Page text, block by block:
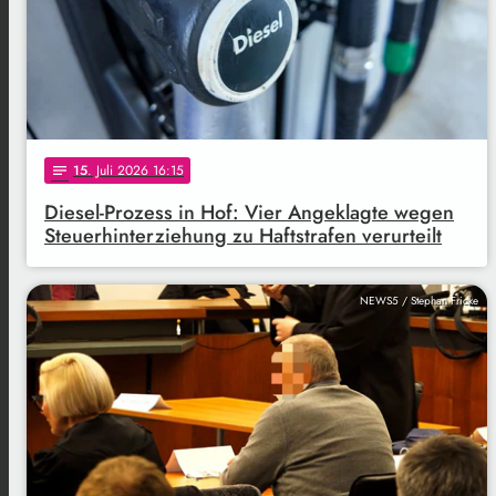
notes 15. Juli 2026 16:15
Diesel-Prozess in Hof: Vier Angeklagte wegen
Steuerhinterziehung zu Haftstrafen verurteilt
NEWS5 / Stephan Fricke